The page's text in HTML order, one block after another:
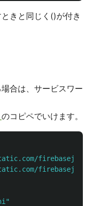
きと同じく()が付き
合は、サービスワー
のコピペでいけます。
firebasejs/
firebasejs/
"